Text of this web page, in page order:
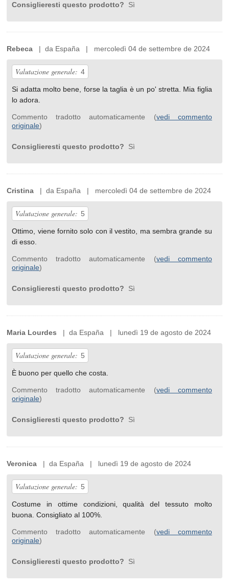
Consiglieresti questo prodotto? Sì
Rebeca | da España | mercoledì 04 de settembre de 2024
Valutazione generale: 4
Si adatta molto bene, forse la taglia è un po' stretta. Mia figlia
lo adora.
Commento tradotto automaticamente (vedi commento
originale)
Consiglieresti questo prodotto? Sì
Cristina | da España | mercoledì 04 de settembre de 2024
Valutazione generale: 5
Ottimo, viene fornito solo con il vestito, ma sembra grande su
di esso.
Commento tradotto automaticamente (vedi commento
originale)
Consiglieresti questo prodotto? Sì
Maria Lourdes | da España | lunedì 19 de agosto de 2024
Valutazione generale: 5
È buono per quello che costa.
Commento tradotto automaticamente (vedi commento
originale)
Consiglieresti questo prodotto? Sì
Veronica | da España | lunedì 19 de agosto de 2024
Valutazione generale: 5
Costume in ottime condizioni, qualità del tessuto molto
buona. Consigliato al 100%.
Commento tradotto automaticamente (vedi commento
originale)
Consiglieresti questo prodotto? Sì